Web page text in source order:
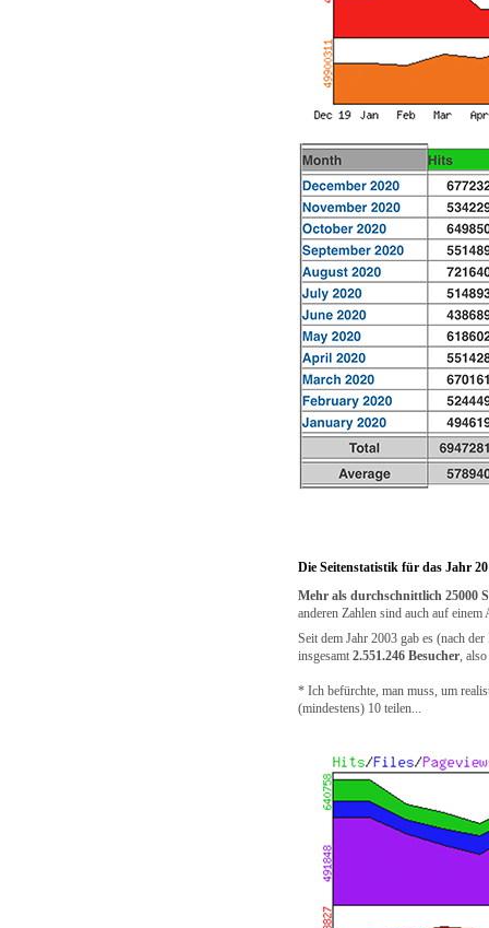
Die Seitenstatistik für das Jahr
Mehr als durchschnittlich 25000
anderen Zahlen sind auch auf einem
Seit dem Jahr 2003 gab es (nach
insgesamt 2.551.246 Besucher,
* Ich befürchte, man muss, um
(mindestens) 10 teilen...